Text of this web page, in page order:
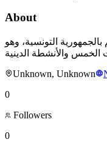
About
التونسية، وهو
Unknown, Unknown
0
Followers
0